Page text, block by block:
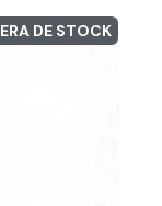
DE STOCK